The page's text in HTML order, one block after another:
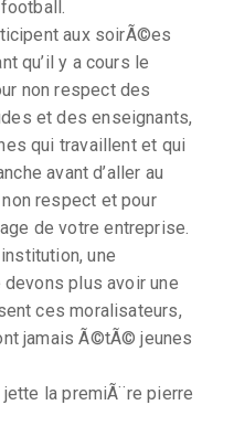
aux soirÃ©es
qu’il y a cours le
non respect des
et des enseignants,
qui travaillent et qui
avant d’aller au
respect et pour
de votre entreprise.
une
plus avoir une
ces moralisateurs,
jamais Ã©tÃ© jeunes
la premiÃ¨re pierre